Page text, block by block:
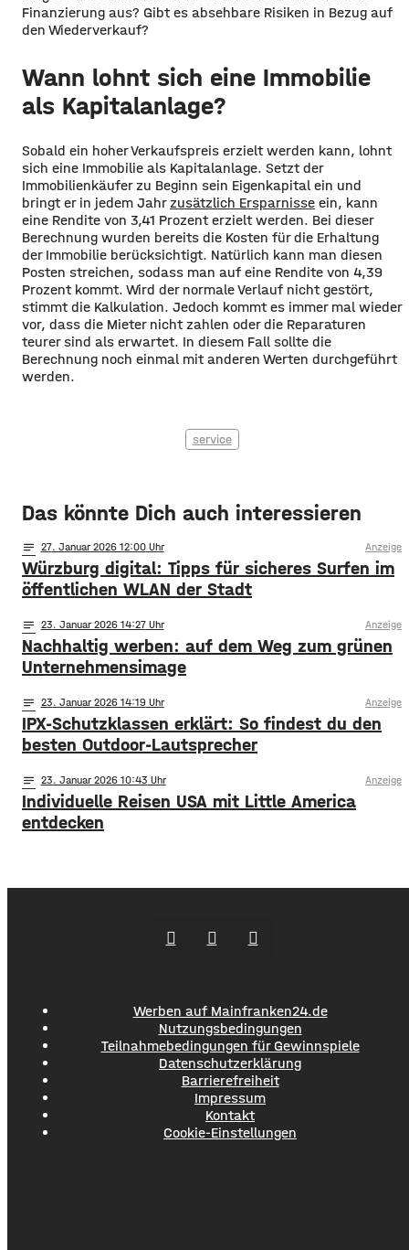
Finanzierung aus? Gibt es absehbare Risiken in Bezug auf
den Wiederverkauf?
Wann lohnt sich eine Immobilie
als Kapitalanlage?
Sobald ein hoher Verkaufspreis erzielt werden kann, lohnt
sich eine Immobilie als Kapitalanlage. Setzt der
Immobilienkäufer zu Beginn sein Eigenkapital ein und
bringt er in jedem Jahrzusätzlich Ersparnisse ein, kann
eine Rendite von 3,41 Prozent erzielt werden. Bei dieser
Berechnung wurden bereits die Kosten für die Erhaltung
der Immobilie berücksichtigt. Natürlich kann man diesen
Posten streichen, sodass man auf eine Rendite von 4,39
Prozent kommt. Wird der normale Verlauf nicht gestört,
stimmt die Kalkulation. Jedoch kommt es immer mal wieder
vor, dass die Mieter nicht zahlen oder die Reparaturen
teurer sind als erwartet. In diesem Fall sollte die
Berechnung noch einmal mit anderen Werten durchgeführt
werden.
service
Das könnte Dich auch interessieren
notes 27. Januar 2026 12:00 Anzeige
Würzburg digital: Tipps für sicheres Surfen im
öffentlichen WLAN der Stadt
notes 23. Januar 2026 14:27 Anzeige
Nachhaltig werben: auf dem Weg zum grünen
Unternehmensimage
notes 23. Januar 2026 14:19 Anzeige
IPX-Schutzklassen erklärt: So findest du den
besten Outdoor-Lautsprecher
notes 23. Januar 2026 10:43 Anzeige
Individuelle Reisen USA mit Little America
entdecken
Werben auf Mainfranken24.de
Nutzungsbedingungen
Teilnahmebedingungen für Gewinnspiele
Datenschutzerklärung
Barrierefreiheit
Impressum
Kontakt
Cookie-Einstellungen